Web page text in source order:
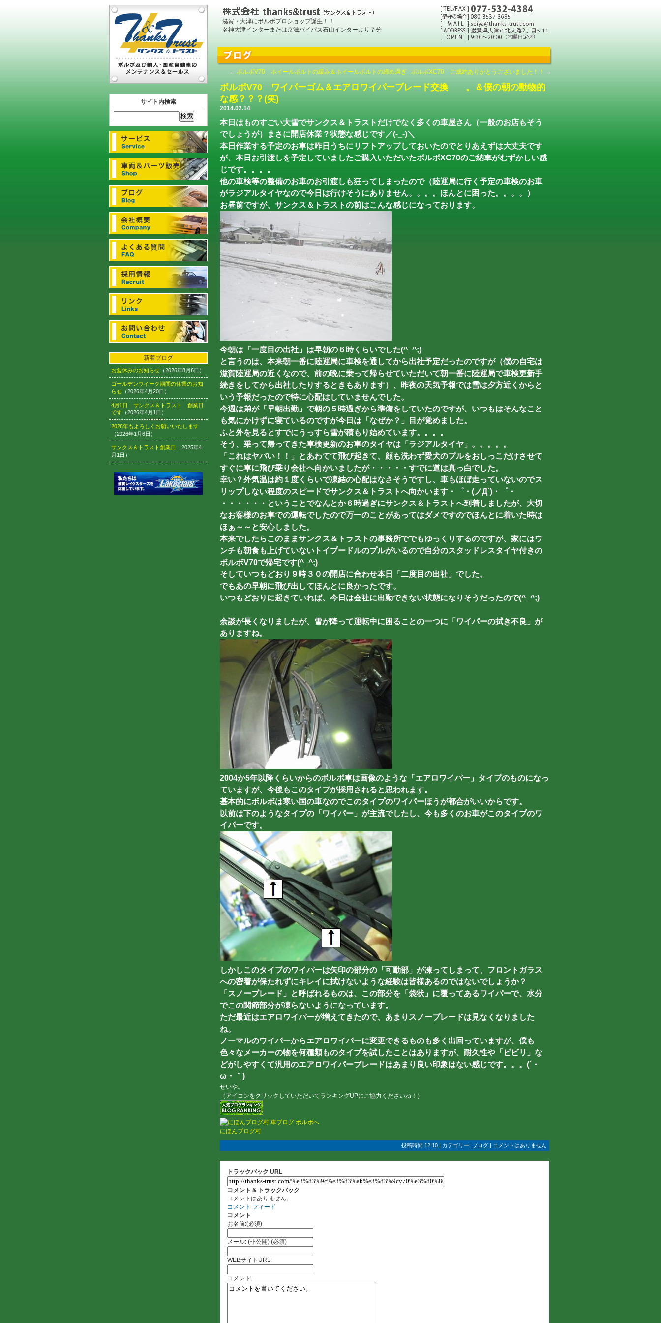
滋賀・大津にボルボプロショップ誕生！！
名神大津インターまたは京滋バイパス石山インターより７分
サイト内検索
新着ブログ
お盆休みのお知らせ （2026年8月6日）
ゴールデンウイーク期間の休業のお知
らせ （2026年4月20日）
4月1日 サンクス＆トラスト 創業日
です （2026年4月1日）
2026年もよろしくお願いいたします
（2026年1月6日）
サンクス＆トラスト創業日
（2025年4
月1日）
← ボルボV70 ホイールボルトの緩み＆ホイールボルトの締め過ぎ ボルボXC70 ご成約ありがとうございました！！ →
ボルボV70 ワイパーゴム＆エアロワイパーブレード交換 。＆僕の朝の動物的
な感？？？(笑)
2014.02.14
本日はものすごい大雪でサンクス＆トラストだけでなく多くの車屋さん（一般のお店もそう
でしょうが）まさに開店休業？状態な感じです／(-_-)＼
本日作業する予定のお車は昨日うちにリフトアップしておいたのでとりあえずは大丈夫です
が、本日お引渡しを予定していましたご購入いただいたボルボXC70のご納車がむずかしい感
じです。。。。
他の車検等の整備のお車のお引渡しも狂ってしまったので（陸運局に行く予定の車検のお車
がラジアルタイヤなので今日は行けそうにありません。。。。ほんとに困った。。。。）
お昼前ですが、サンクス＆トラストの前はこんな感じになっております。
今朝は「一度目の出社」は早朝の６時くらいでした(^_^;)
と言うのは、本来朝一番に陸運局に車検を通してから出社予定だったのですが（僕の自宅は
滋賀陸運局の近くなので、前の晩に乗って帰らせていただいて朝一番に陸運局で車検更新手
続きをしてから出社したりするときもあります）、昨夜の天気予報では雪は夕方近くからと
いう予報だったので特に心配はしていませんでした。
今週は弟が「早朝出勤」で朝の５時過ぎから準備をしていたのですが、いつもはそんなこと
も気にかけずに寝ているのですが今日は「なぜか？」目が覚めました。
ふと外を見るとすでにうっすら雪が積もり始めています。。。。
そう、乗って帰ってきた車検更新のお車のタイヤは「ラジアルタイヤ」。。。。。
「これはヤバい！！」とあわてて飛び起きて、顔も洗わず愛犬のプルをおしっこだけさせて
すぐに車に飛び乗り会社へ向かいましたが・・・・・すでに道は真っ白でした。
幸い？外気温は約１度くらいで凍結の心配はなさそうですし、車もほぼ走っていないのでス
リップしない程度のスピードでサンクス＆トラストへ向かいます・゜・(ノД`)・゜・
・・・・・・ということでなんとか６時過ぎにサンクス＆トラストへ到着しましたが、大切
なお客様のお車での運転でしたので万一のことがあってはダメですのでほんとに着いた時は
ほぁ～～と安心しました。
本来でしたらこのままサンクス＆トラストの事務所ででもゆっくりするのですが、家にはウ
ンチも朝食も上げていないトイプードルのプルがいるので自分のスタッドレスタイヤ付きの
ボルボV70で帰宅です(^_^;)
そしていつもどおり９時３０の開店に合わせ本日「二度目の出社」でした。
でもあの早朝に飛び出してほんとに良かったです。
いつもどおりに起きていれば、今日は会社に出勤できない状態になりそうだったので(^_^;)
余談が長くなりましたが、雪が降って運転中に困ることの一つに「ワイパーの拭き不良」が
ありますね。
2004か5年以降くらいからのボルボ車は画像のような「エアロワイパー」タイプのものになっ
ていますが、今後もこのタイプが採用されると思われます。
基本的にボルボは寒い国の車なのでこのタイプのワイパーほうが都合がいいからです。
以前は下のようなタイプの「ワイパー」が主流でしたし、今も多くのお車がこのタイプのワ
イパーです。
しかしこのタイプのワイパーは矢印の部分の「可動部」が凍ってしまって、フロントガラス
への密着が保たれずにキレイに拭けないような経験は皆様あるのではないでしょうか？
「スノーブレード」と呼ばれるものは、この部分を「袋状」に覆ってあるワイパーで、水分
でこの関節部分が凍らないようになっています。
ただ最近はエアロワイパーが増えてきたので、あまりスノーブレードは見なくなりました
ね。
ノーマルのワイパーからエアロワイパーに変更できるものも多く出回っていますが、僕も
色々なメーカーの物を何種類ものタイプを試したことはありますが、耐久性や「ビビリ」な
どがしやすくて汎用のエアロワイパーブレードはあまり良い印象はない感じです。。。(´・
ω・｀)
せいや。
（アイコンをクリックしていただいてランキングUPにご協力くださいね！）
にほんブログ村
投稿時間 12:10 | カテゴリー: ブログ | コメントはありません
トラックバック URL
コメント & トラックバック
コメントはありません。
コメント フィード
コメント
お名前:(必須)
メール: (非公開) (必須)
WEBサイトURL:
コメント: